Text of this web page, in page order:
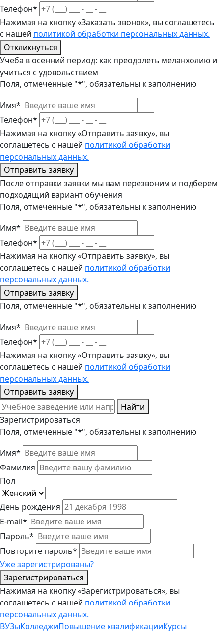
Телефон*
Нажимая на кнопку «Заказать звонок», вы соглашетесь
с нашей политикой обработки персональных данных.
Откликнуться
Учеба в осенний период: как преодолеть меланхолию и
учиться с удовольствием
Поля, отмеченные "*", обязательны к заполнению
Имя*
Телефон*
Нажимая на кнопку «Отправить заявку», вы
соглашетесь с нашей политикой обработки
персональных данных.
Отправить заявку
После отправки заявки мы вам перезвоним и подберем
подходящий вариант обучения
Поля, отмеченные "*", обязательны к заполнению
Имя*
Телефон*
Нажимая на кнопку «Отправить заявку», вы
соглашетесь с нашей политикой обработки
персональных данных.
Отправить заявку
Поля, отмеченные "*", обязательны к заполнению
Имя*
Телефон*
Нажимая на кнопку «Отправить заявку», вы
соглашетесь с нашей политикой обработки
персональных данных.
Отправить заявку
Найти
Зарегистрироваться
Поля, отмеченные "*", обязательны к заполнению
Имя*
Фамилия
Пол
День рождения
E-mail*
Пароль*
Повторите пароль*
Уже зарегистрированы?
Зарегистрироваться
Нажимая на кнопку «Зарегистрироваться», вы
соглашетесь с нашей политикой обработки
персональных данных.
ВУЗыКолледжиПовышение квалификацииКурсы